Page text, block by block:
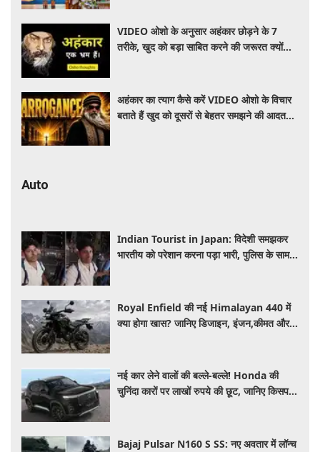
VIDEO ओशो के अनुसार अहंकार छोड़ने के 7
तरीके, खुद को बड़ा साबित करने की जरूरत क्यों
अहंकार का त्याग कैसे करें VIDEO ओशो के विचार
बताते हैं खुद को दूसरों से बेहतर समझने की आदत
Auto
Indian Tourist in Japan: विदेशी समझकर
भारतीय को परेशान करना पड़ा भारी, पुलिस के सामने
Royal Enfield की नई Himalayan 440 में
क्या होगा खास? जानिए डिजाइन, इंजन,कीमत और
नई कार लेने वालों की बल्ले-बल्ले! Honda की
चुनिंदा कारों पर लाखों रुपये की छूट, जानिए किसपर-
Bajaj Pulsar N160 S SS: नए अवतार में लॉन्च